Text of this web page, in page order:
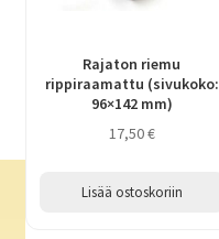
Rajaton riemu
rippiraamattu (sivukoko:
96×142 mm)
17,50€
Lisää ostoskoriin